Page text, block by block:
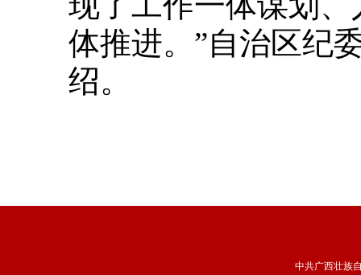
体推进。”自治区纪
绍。
中共广西壮族